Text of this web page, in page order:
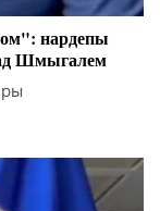
нардепы
Шмыгалем